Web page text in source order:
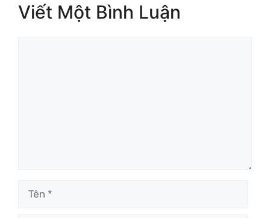
Viết Một Bình Luận